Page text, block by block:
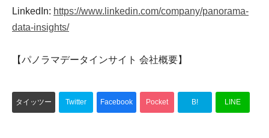
LinkedIn: https://www.linkedin.com/company/panorama-
data-insights/
【パノラマデータインサイト 会社概要】
タイッツー Twitter Facebook Pocket B! LINE